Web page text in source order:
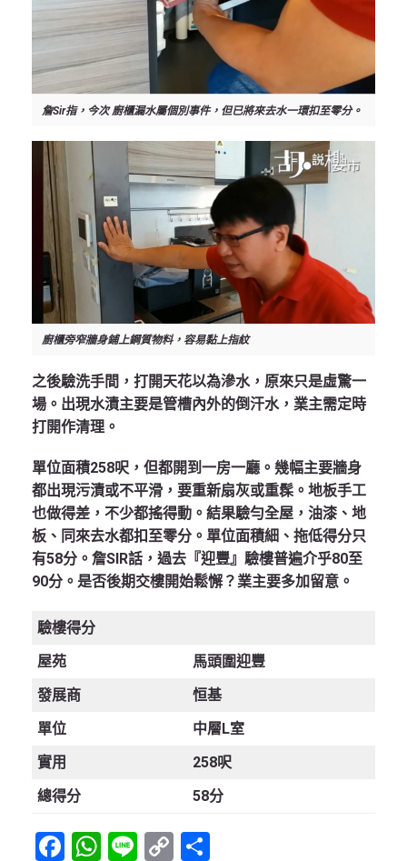
詹Sir指，今次 廚櫃漏水屬個別事件，但已將來去水一環扣至零分。
廚櫃旁窄牆身鋪上鋼質物料，容易黏上指紋
之後驗洗手間，打開天花以為滲水，原來只是虛驚一
場。出現水漬主要是管槽內外的倒汗水，業主需定時
打開作清理。
單位面積258呎，但都開到一房一廳。幾幅主要牆身
都出現污漬或不平滑，要重新扇灰或重髹。地板手工
也做得差，不少都搖得動。結果驗勻全屋，油漆、地
板、同來去水都扣至零分。單位面積細、拖低得分只
有58分。詹SIR話，過去『迎豐』驗樓普遍介乎80至
90分。是否後期交樓開始鬆懈？業主要多加留意。
驗樓得分
屋苑
馬頭圍迎豐
發展商
恒基
單位
中層L室
實用
258呎
總得分
58分
Facebook
WhatsApp
LineCopy